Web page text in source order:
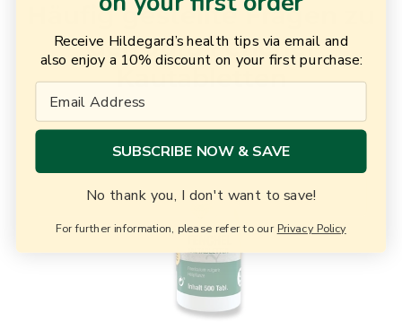
Häufig gestellte Fragen zu
den Jura Fenchel
Kautabletten
Receive Hildegard’s health tips via email and
also enjoy a 10% discount on your first purchase:
Email
SUBSCRIBE NOW & SAVE
No thank you, I don't want to save!
For further information, please refer to our Privacy Policy